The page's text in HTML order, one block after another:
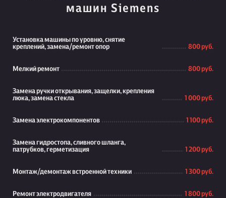
машин Siemens
Установка машины по уровню, снятие
креплений, замена/ремонт опор
800 руб.
Мелкий ремонт 800 руб.
Замена ручки открывания, защелки, крепления
люка, замена стекла
1 000 руб.
Замена электрокомпонентов 1 100 руб.
Замена гидростопа, сливного шланга,
патрубков, герметизация
1 200 руб.
Монтаж/демонтаж встроенной техники 1 300 руб.
Ремонт электродвигателя 1 800 руб.